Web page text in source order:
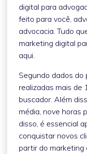
digital para
feito para você,
advocacia. Tudo
marketing digital
aqui.
Segundo dados do
realizadas mais de
buscador. Além
média, nove horas
disso, é essencial
conquistar novos
partir do marketing